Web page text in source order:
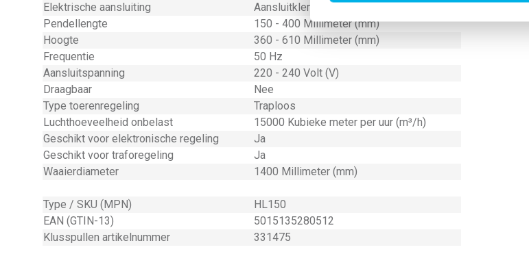
Elektrische aansluiting
Aansluitklemmen
Pendellengte
150 - 400 Millimeter (mm)
Hoogte
360 - 610 Millimeter (mm)
Frequentie
50 Hz
Aansluitspanning
220 - 240 Volt (V)
Draagbaar
Nee
Type toerenregeling
Traploos
Luchthoeveelheid onbelast
15000 Kubieke meter per uur (m³/h)
Geschikt voor elektronische regeling
Ja
Geschikt voor traforegeling
Ja
Waaierdiameter
1400 Millimeter (mm)
Type / SKU (MPN)
HL150
EAN (GTIN-13)
5015135280512
Klusspullen artikelnummer
331475